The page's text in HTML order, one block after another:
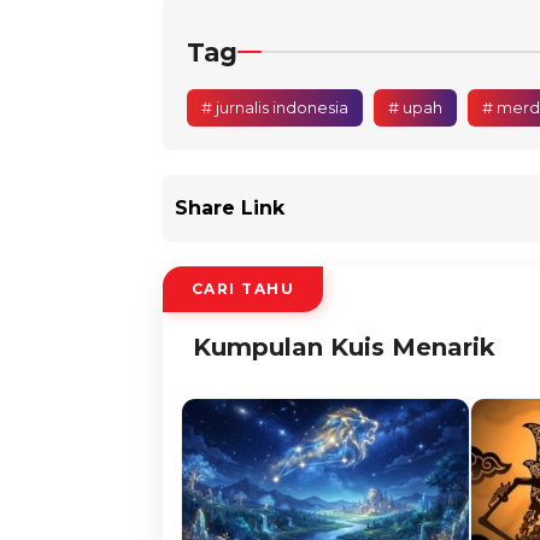
Tag
# jurnalis indonesia # upah #
Share Link
CARI TAHU
Kumpulan Kuis Menarik